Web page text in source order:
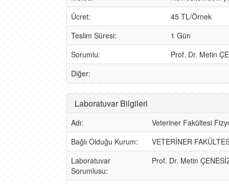
Ücret:
45 TL/Örnek
Teslim Süresi:
1 Gün
Sorumlu:
Prof. Dr. Metin
Diğer:
Laboratuvar Bilgileri
Adı:
Veteriner Fakültesi
Bağlı Olduğu Kurum:
VETERİNER
Laboratuvar
Sorumlusu:
Prof. Dr. Metin